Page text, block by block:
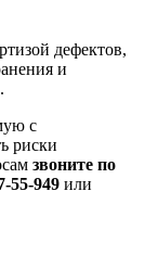
дефектов,
и
с
риски
звоните по
55-949 или